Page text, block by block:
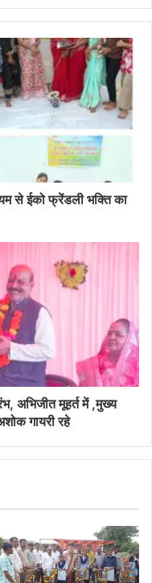
से ईको फ्रेंडली भक्ति का
अभिजीत मूहर्त में ,मुख्य
गायरी रहे